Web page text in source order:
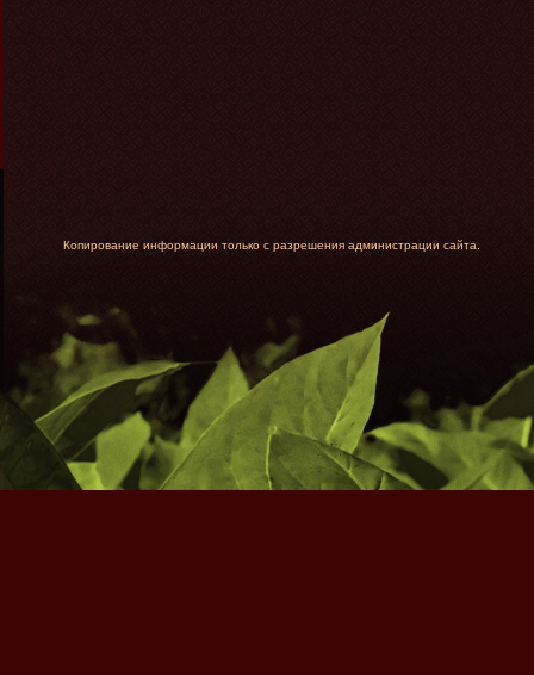
Копирование информации только с разрешения администрации сайта.